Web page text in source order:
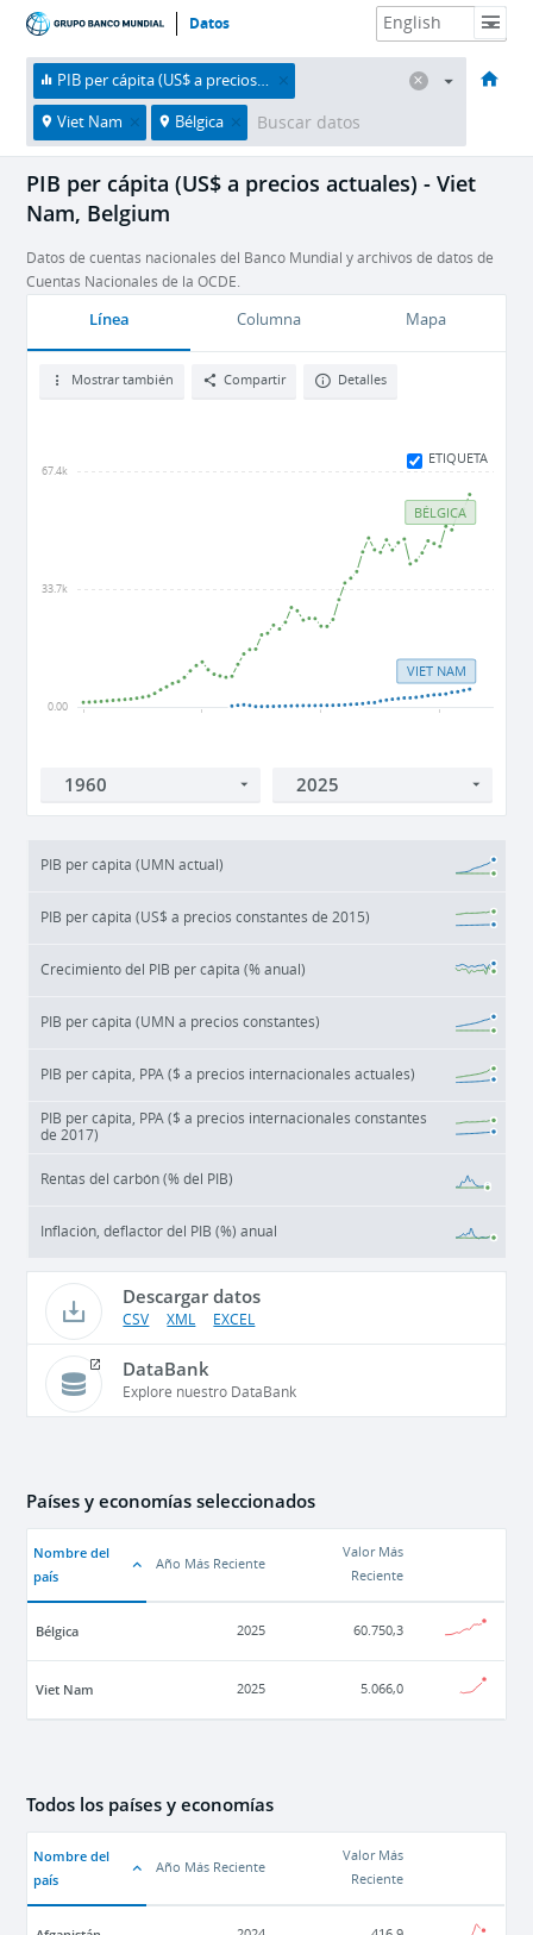
Datos
HOME Economías Datos y recursos Sobre nosotros
PIB per cápita (US$ a precios actuales)
Viet Nam Bélgica
PIB per cápita (US$ a precios actuales) - Viet
Nam, Belgium
Datos de cuentas nacionales del Banco Mundial y archivos de datos de
Cuentas Nacionales de la OCDE.
Línea Columna Mapa
Mostrar también Compartir Detalles
ETIQUETA
0.00
33.7k
67.4k
VIET NAM
BÉLGICA
PIB per cápita (UMN actual)
PIB per cápita (US$ a precios constantes de 2015)
Crecimiento del PIB per cápita (% anual)
PIB per cápita (UMN a precios constantes)
PIB per cápita, PPA ($ a precios internacionales actuales)
PIB per cápita, PPA ($ a precios internacionales constantes
de 2017)
Rentas del carbón (% del PIB)
Inflación, deflactor del PIB (%) anual
Descargar datos
CSV XML EXCEL
DataBank
Explore nuestro DataBank
Países y economías seleccionados
Nombre del
país
Año Más Reciente
Valor Más
Reciente
Bélgica 2025 60.750,3
Viet Nam 2025 5.066,0
Todos los países y economías
Nombre del
país
Año Más Reciente
Valor Más
Reciente